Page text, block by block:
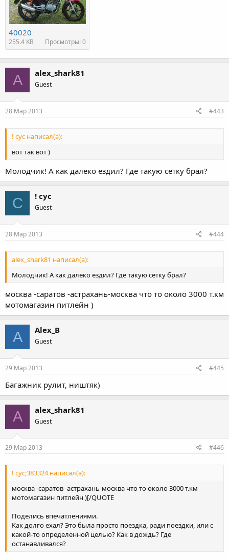
40020
255.4 KB Просмотры: 0
A alex_shark81
Guest
28 Мар 2013 #443
! сус написал(а):
вот так вот )
Молодчик! А как далеко ездил? Где такую сетку брал?
С ! сус
Guest
28 Мар 2013 #444
alex_shark81 написал(а):
Молодчик! А как далеко ездил? Где такую сетку брал?
москва -саратов -астрахань-москва что то около 3000 т.км
мотомагазин питлейн )
A Alex_B
Guest
29 Мар 2013 #445
Багажник рулит, ништяк)
A alex_shark81
Guest
29 Мар 2013 #446
! сус;383324 написал(а):
москва -саратов -астрахань-москва что то около 3000 т.км
мотомагазин питлейн )[/QUOTE
Поделись впечатлениями.
Как долго ехал? Это была просто поездка, ради поездки, или с
какой-то определенной целью? Как в дождь? Где
останавливался?